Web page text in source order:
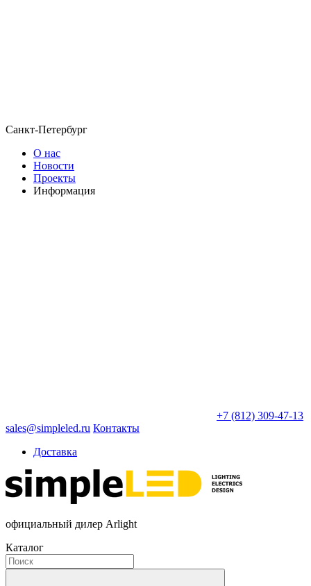
Санкт-Петербург
О нас
Новости
Проекты
Информация
+7 (812) 309-47-13
sales@simpleled.ru Контакты
Доставка
официальный дилер Arlight
Каталог